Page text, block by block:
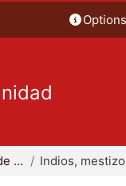
Options
Libros - Departamento de Humanidades